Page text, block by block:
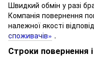
Швидкий обмін у разі
Компанія повернення
належної якості
споживачів» .
Строки повернення